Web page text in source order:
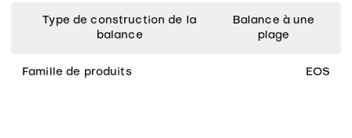
Type de construction de la
balance
Balance à une
plage
Famille de produits EOS